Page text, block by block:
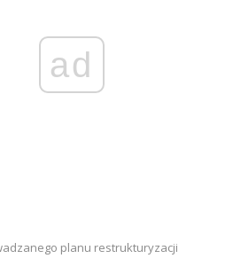
ad
planu restrukturyzacji